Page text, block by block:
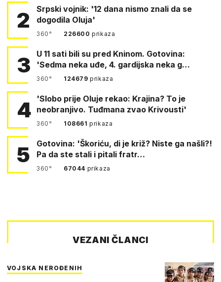
2
Srpski vojnik: '12 dana nismo znali da se
dogodila Oluja'
360° 226600prikaza
3
U 11 sati bili su pred Kninom. Gotovina:
'Sedma neka uđe, 4. gardijska neka g…
360° 124679prikaza
4
'Slobo prije Oluje rekao: Krajina? To je
neobranjivo. Tuđmana zvao Krivousti'
360° 108661prikaza
5
Gotovina: 'Škoriću, di je križ? Niste ga našli?!
Pa da ste stali i pitali fratr…
360° 67044 prikaza
VEZANI ČLANCI
VOJSKA NEROĐENIH